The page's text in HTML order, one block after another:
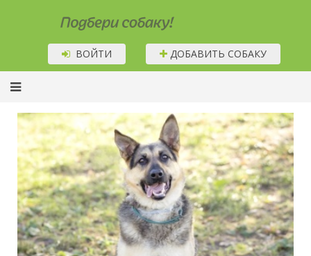
Подбери собаку!
ВОЙТИ ДОБАВИТЬ СОБАКУ